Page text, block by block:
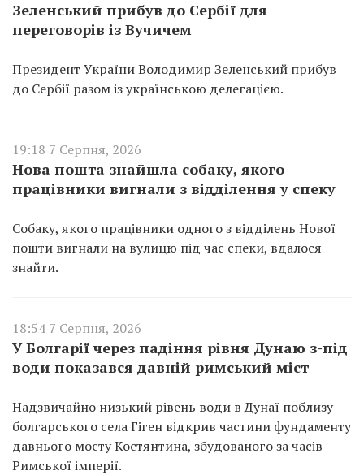
Зеленський прибув до Сербії для
переговорів із Вучичем
Президент України Володимир Зеленський прибув
до Сербії разом із українською делегацією.
19:18 7 Серпня, 2026
Нова пошта знайшла собаку, якого
працівники вигнали з відділення у спеку
Собаку, якого працівники одного з відділень Нової
пошти вигнали на вулицю під час спеки, вдалося
знайти.
18:54 7 Серпня, 2026
У Болгарії через падіння рівня Дунаю з-під
води показався давній римський міст
Надзвичайно низький рівень води в Дунаї поблизу
болгарського села Гіген відкрив частини фундаменту
давнього мосту Костянтина, збудованого за часів
Римської імперії.